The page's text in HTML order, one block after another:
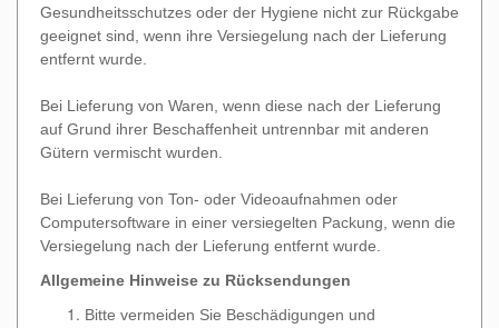
Gesundheitsschutzes oder der Hygiene nicht zur Rückgabe
geeignet sind, wenn ihre Versiegelung nach der Lieferung
entfernt wurde.
Bei Lieferung von Waren, wenn diese nach der Lieferung
auf Grund ihrer Beschaffenheit untrennbar mit anderen
Gütern vermischt wurden.
Bei Lieferung von Ton- oder Videoaufnahmen oder
Computersoftware in einer versiegelten Packung, wenn die
Versiegelung nach der Lieferung entfernt wurde.
Allgemeine Hinweise zu Rücksendungen
Bitte vermeiden Sie Beschädigungen und